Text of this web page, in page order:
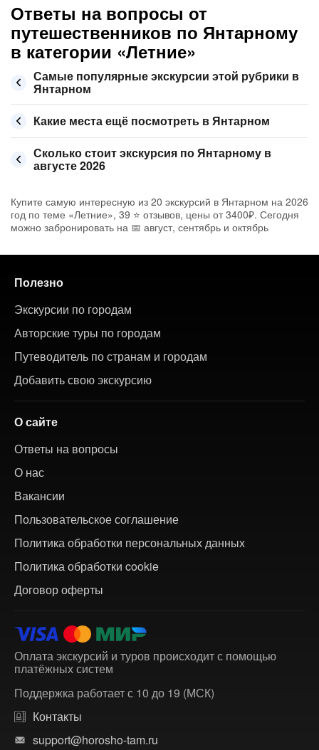
Ответы на вопросы от
путешественников по Янтарному
в категории «Летние»
Самые популярные экскурсии этой рубрики в
Янтарном
Какие места ещё посмотреть в Янтарном
Сколько стоит экскурсия по Янтарному в
августе 2026
Купите самую интересную из 20 экскурсий в Янтарном на 2026
год по теме «Летние», 39 ⭐ отзывов, цены от 3400₽. Сегодня
можно забронировать на 📅 август, сентябрь и октябрь
Полезно
Экскурсии по городам
Авторские туры по городам
Путеводитель по странам и городам
Добавить свою экскурсию
О сайте
Ответы на вопросы
О нас
Вакансии
Пользовательское соглашение
Политика обработки персональных данных
Политика обработки cookie
Договор оферты
Оплата экскурсий и туров происходит с помощью
платёжных систем
Поддержка работает с 10 до 19 (МСК)
Контакты
support@horosho-tam.ru